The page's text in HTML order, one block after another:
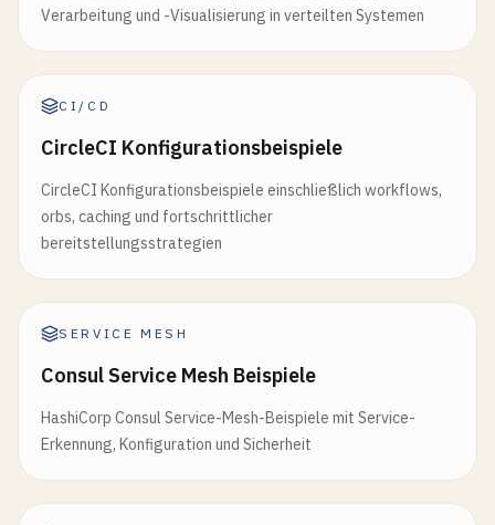
Verarbeitung und -Visualisierung in verteilten Systemen
CI/CD
CircleCI Konfigurationsbeispiele
CircleCI Konfigurationsbeispiele einschließlich workflows,
orbs, caching und fortschrittlicher
bereitstellungsstrategien
SERVICE MESH
Consul Service Mesh Beispiele
HashiCorp Consul Service-Mesh-Beispiele mit Service-
Erkennung, Konfiguration und Sicherheit